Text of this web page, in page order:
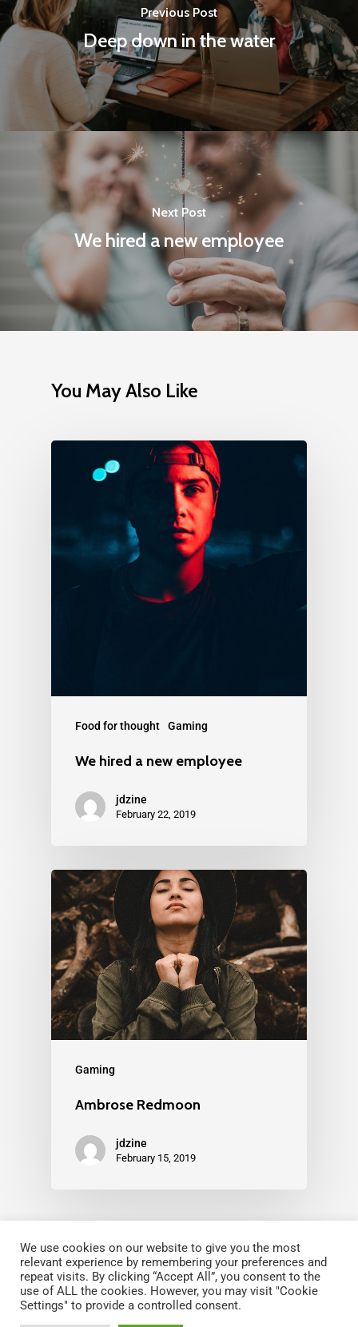
Previous Post
Deep down in the water
Next Post
We hired a new employee
You May Also Like
Food for thought Gaming
We hired a new employee
jdzine
February 22, 2019
Gaming
Ambrose Redmoon
jdzine
February 15, 2019
Copyright © 2022 Fondation Magos. All
We use cookies on our website to give you the most
relevant experience by remembering your preferences and
repeat visits. By clicking “Accept All”, you consent to the
use of ALL the cookies. However, you may visit "Cookie
Settings" to provide a controlled consent.